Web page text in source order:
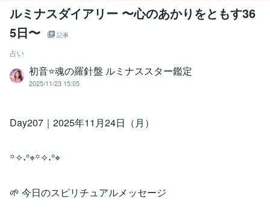
ルミナスダイアリー 〜心のあかりをともす36
5日〜
記事
占い
初音⭐️魂の羅針盤 ルミナススター鑑定
2025/11/23 15:05
Day207｜2025年11月24日（月）
꙳✧˖°⌖꙳✧˖°⌖
🌱 今日のスピリチュアルメッセージ